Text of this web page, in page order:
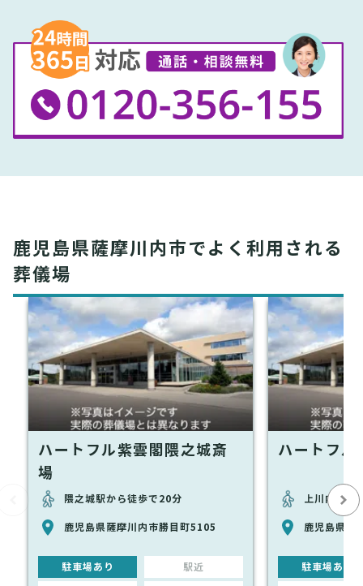
鹿児島県薩摩川内市でよく利用される
葬儀場
ハートフル紫雲閣隈之城斎
場
隈之城駅から徒歩で20分
鹿児島県薩摩川内市勝目町5105
駐車場あり 駅近
ハートフル
上川内駅か
鹿児島県薩
駐車場あり